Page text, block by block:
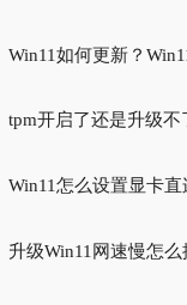
Win11如何更新？
tpm开启了还是升级不
Win11怎么设置显卡直
升级Win11网速慢怎